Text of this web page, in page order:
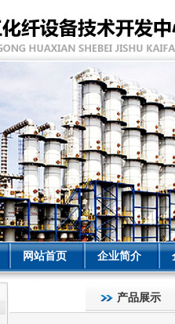
网站首页 企业简介
产品展示